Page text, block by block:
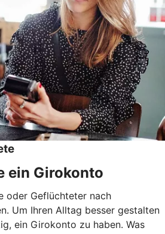
ein Girokonto
oder Geflüchteter nach
Um Ihren Alltag besser gestalten
ein Girokonto zu haben. Was